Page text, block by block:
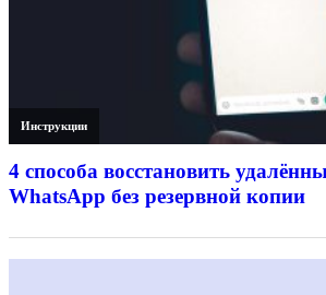
Инструкции
4 способа восстановить
WhatsApp без резервной копии